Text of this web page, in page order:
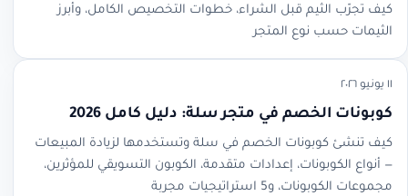
كيف تجرّب الثيم قبل الشراء، خطوات التخصيص الكامل، وأبرز
الثيمات حسب نوع المتجر
١١ يونيو ٢٠٢٦
كوبونات الخصم في متجر سلة: دليل كامل 2026
كيف تنشئ كوبونات الخصم في سلة وتستخدمها لزيادة المبيعات
— أنواع الكوبونات، إعدادات متقدمة، الكوبون التسويقي للمؤثرين،
مجموعات الكوبونات، و5 استراتيجيات مجربة